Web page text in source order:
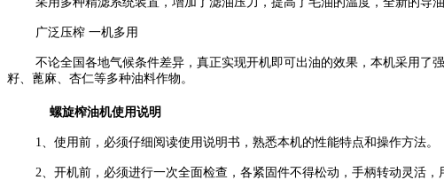
广泛压榨 一机多用
不论全国各地气候条件差异，真正实现开机即可出油的效果，本机采用了
籽、蓖麻、杏仁等多种油料作物。
螺旋榨油机使用说明
1、使用前，必须仔细阅读使用说明书，熟悉本机的性能特点和操作方法。
2、开机前，必须进行一次全面检查，各紧固件不得松动，手柄转动灵活